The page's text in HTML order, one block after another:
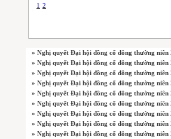
1 2
» Nghị quyết Đại hội đồng cổ đông thường niên
» Nghị quyết Đại hội đồng cổ đông thường niên
» Nghị quyết Đại hội đồng cổ đông thường niên
» Nghị quyết Đại hội đồng cổ đông thường niên
» Nghị quyết Đại hội đồng cổ đông thường niên
» Nghị quyết Đại hội đồng cổ đông thường niên
» Nghị quyết Đại hội đồng cổ đông thường niên
» Nghị quyết Đại hội đồng cổ đông thường niên
» Nghị quyết Đại hội đồng cổ đông thường niên